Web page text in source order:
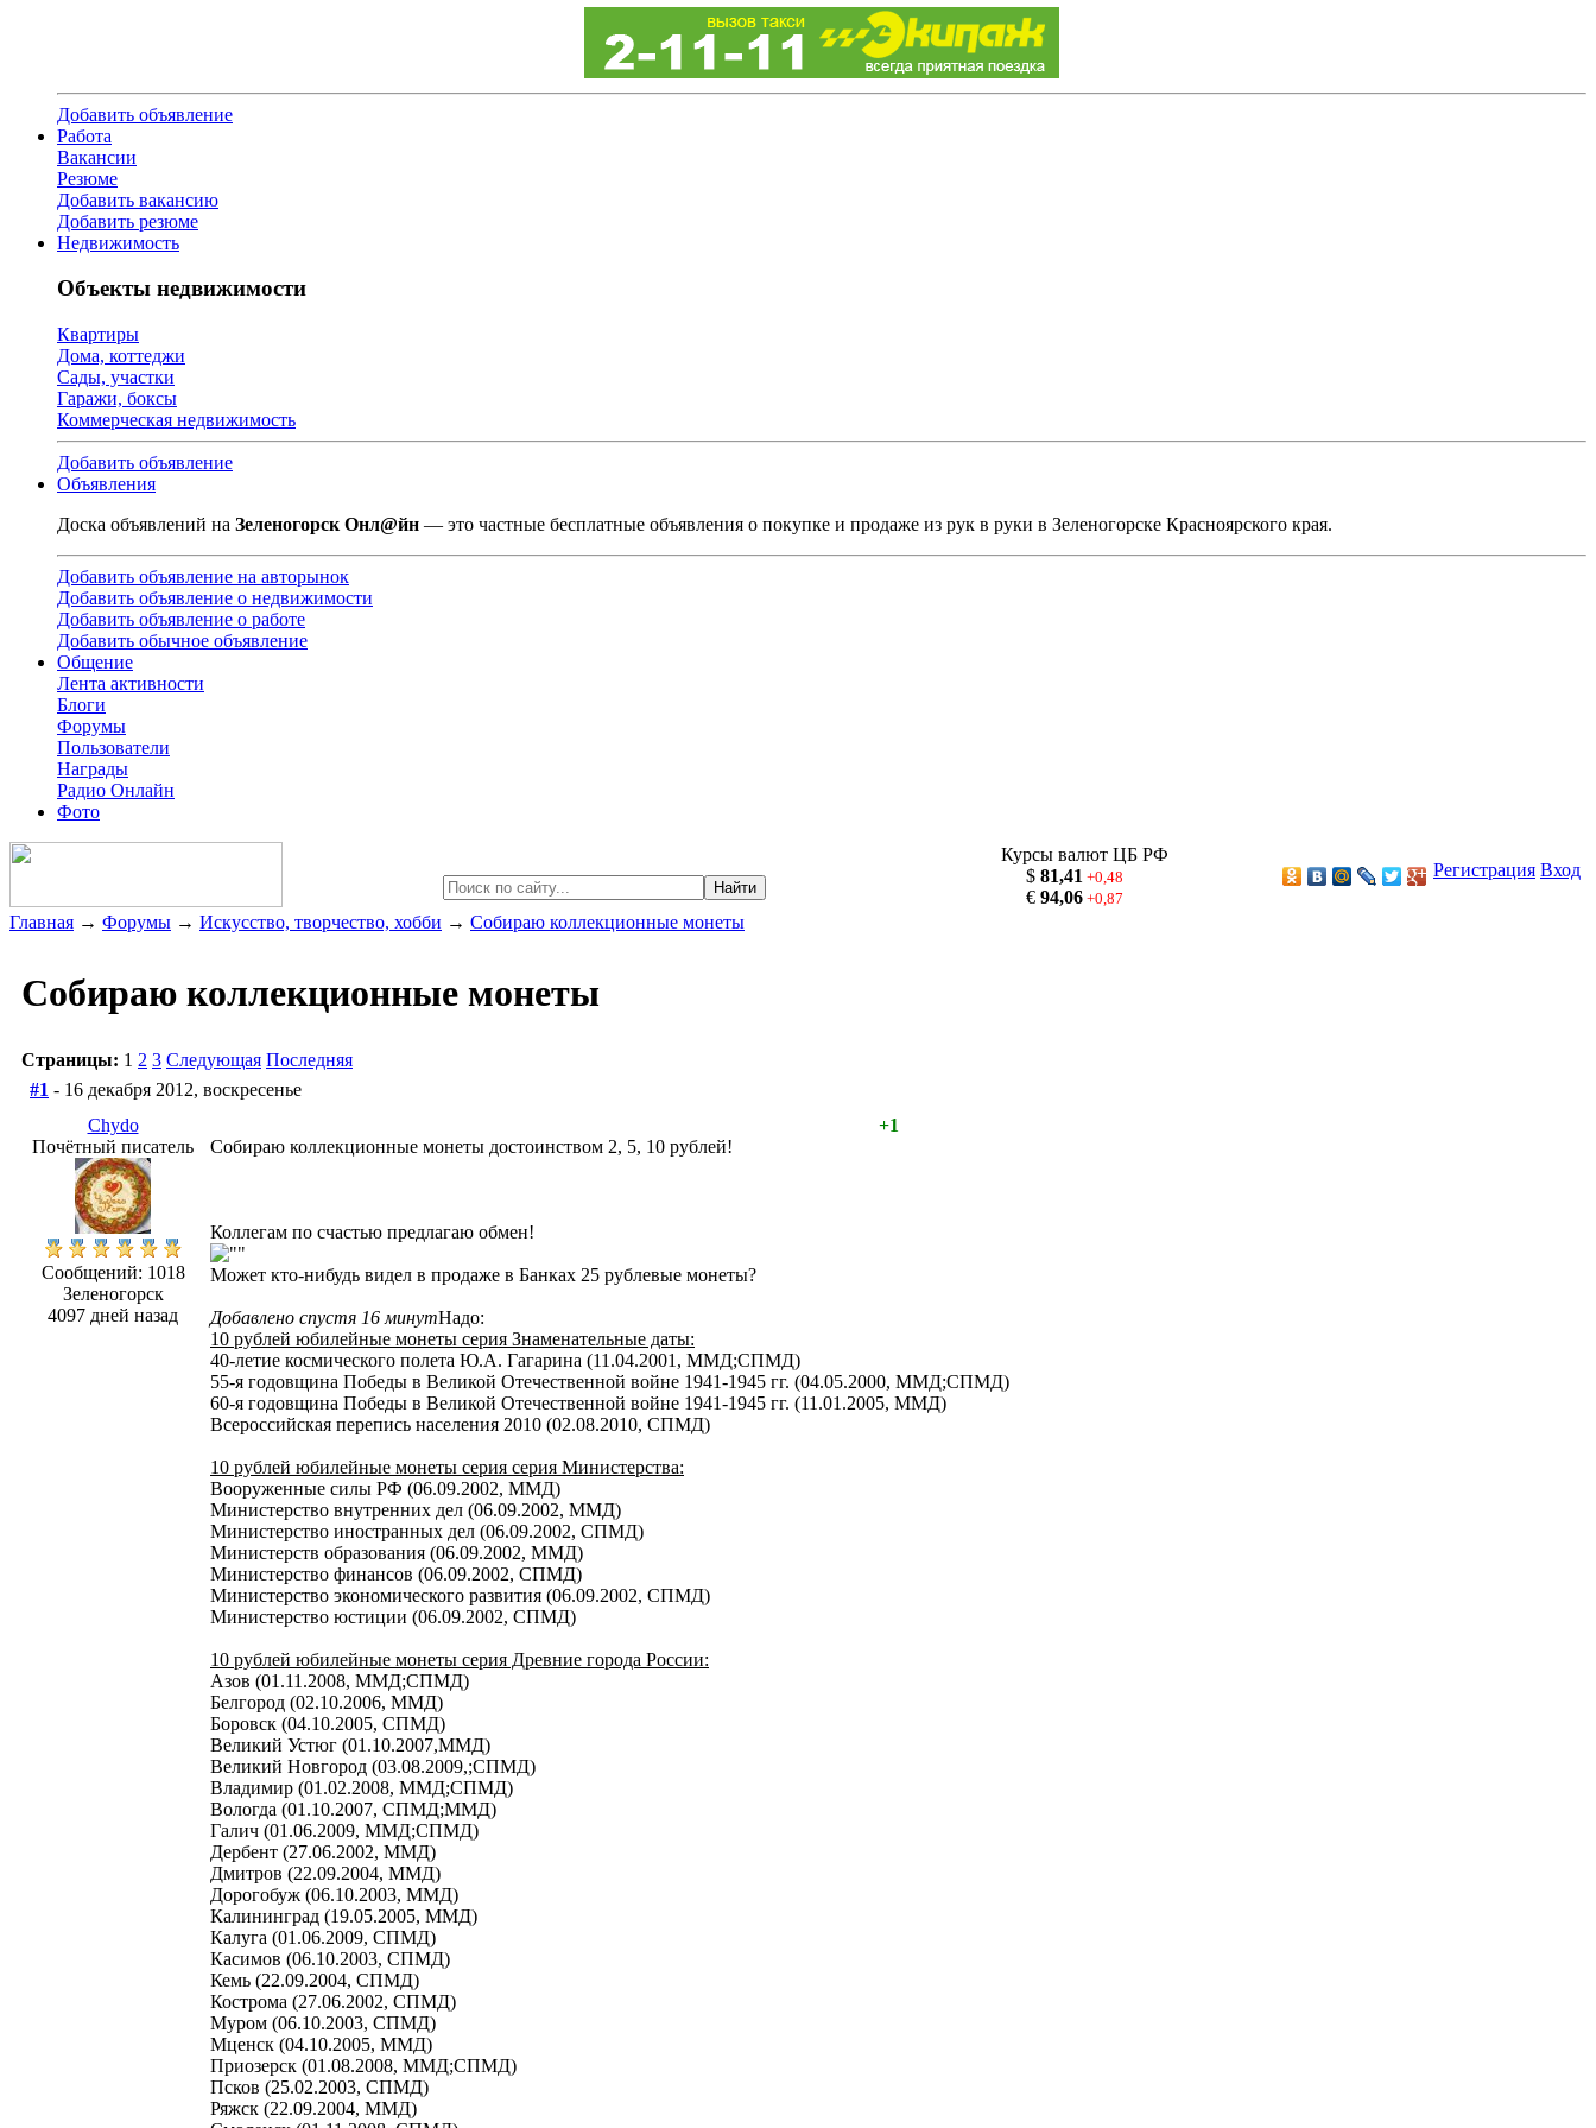
Добавить объявление
Работа
Вакансии
Резюме
Добавить вакансию
Добавить резюме
Недвижимость
Объекты недвижимости
Квартиры
Дома, коттеджи
Сады, участки
Гаражи, боксы
Коммерческая недвижимость
Добавить объявление
Объявления
Доска объявлений на Зеленогорск Онл@йн — это частные бесплатные объявления о покупке и продаже из рук в руки в Зеленогорске Красноярского края.
Добавить объявление на авторынок
Добавить объявление о недвижимости
Добавить объявление о работе
Добавить обычное объявление
Общение
Лента активности
Блоги
Форумы
Пользователи
Награды
Радио Онлайн
Фото
Найти
Курсы валют ЦБ РФ
$ 81,41+0,48
€ 94,06+0,87
Регистрация Вход
Главная → Форумы → Искусство, творчество, хобби → Собираю коллекционные монеты
Собираю коллекционные монеты
Страницы: 1 2 3 Следующая Последняя
#1 - 16 декабря 2012, воскресенье
Chydo
Почётный писатель
Сообщений: 1018
Зеленогорск
4097 дней назад
+1
Собираю коллекционные монеты достоинством 2, 5, 10 рублей!
Коллегам по счастью предлагаю обмен!
Может кто-нибудь видел в продаже в Банках 25 рублевые монеты?
Добавлено спустя 16 минутНадо:
10 рублей юбилейные монеты cерия Знаменательные даты:
40-летие космического полета Ю.А. Гагарина (11.04.2001, ММД;СПМД)
55-я годовщина Победы в Великой Отечественной войне 1941-1945 гг. (04.05.2000, ММД;СПМД)
60-я годовщина Победы в Великой Отечественной войне 1941-1945 гг. (11.01.2005, ММД)
Всероссийская перепись населения 2010 (02.08.2010, СПМД)
10 рублей юбилейные монеты cерия серия Министерства:
Вооруженные силы РФ (06.09.2002, ММД)
Министерство внутренних дел (06.09.2002, ММД)
Министерство иностранных дел (06.09.2002, СПМД)
Министерств образования (06.09.2002, ММД)
Министерство финансов (06.09.2002, СПМД)
Министерство экономического развития (06.09.2002, СПМД)
Министерство юстиции (06.09.2002, СПМД)
10 рублей юбилейные монеты серия Древние города России:
Азов (01.11.2008, ММД;СПМД)
Белгород (02.10.2006, ММД)
Боровск (04.10.2005, СПМД)
Великий Устюг (01.10.2007,ММД)
Великий Новгород (03.08.2009,;СПМД)
Владимир (01.02.2008, ММД;СПМД)
Вологда (01.10.2007, СПМД;ММД)
Галич (01.06.2009, ММД;СПМД)
Дербент (27.06.2002, ММД)
Дмитров (22.09.2004, ММД)
Дорогобуж (06.10.2003, ММД)
Калининград (19.05.2005, ММД)
Калуга (01.06.2009, СПМД)
Касимов (06.10.2003, СПМД)
Кемь (22.09.2004, СПМД)
Кострома (27.06.2002, СПМД)
Муром (06.10.2003, СПМД)
Мценск (04.10.2005, ММД)
Приозерск (01.08.2008, ММД;СПМД)
Псков (25.02.2003, СПМД)
Ряжск (22.09.2004, ММД)